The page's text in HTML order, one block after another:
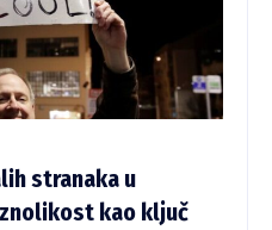
stranaka u
kao ključ